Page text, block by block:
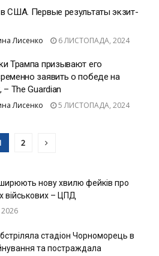
США. Первые результаты экзит-
Лисенко 6 ЛИСТОПАДА, 2024
Трампа призывают его
заявить о победе на
The Guardian
Лисенко 5 ЛИСТОПАДА, 2024
2
нову хвилю фейків про
військових – ЦПД
стадіон Чорноморець в
та постраждала